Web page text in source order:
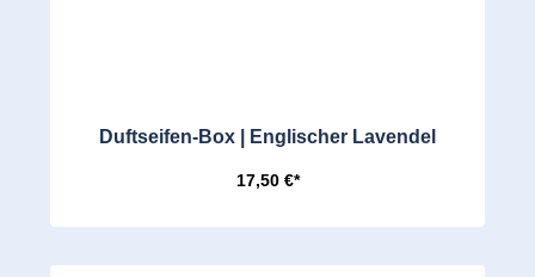
Duftseifen-Box | Englischer Lavendel
17,50 €*